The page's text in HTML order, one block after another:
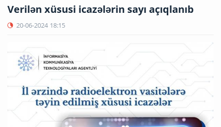
Verilən xüsusi icazələrin sayı açıqlanıb
20-06-2024 18:15